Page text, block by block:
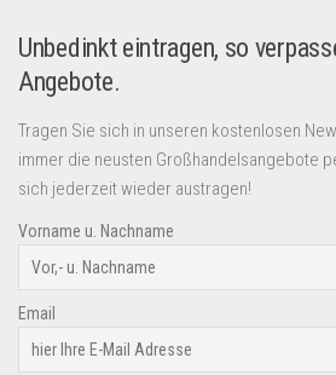
Unbedinkt eintragen, so
Angebote.
Tragen Sie sich in unseren kostenlosen
immer die neusten Großhandelsangebote
sich jederzeit wieder austragen!
Vorname u. Nachname
Email